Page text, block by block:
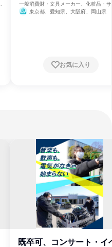
一般消費財・文具メーカー、化粧品・
メーカー、アパレル・繊維・スポーツ
ー
東京都、愛知県、大阪府、岡山県
お気に入り
既卒可、コンサート・イ